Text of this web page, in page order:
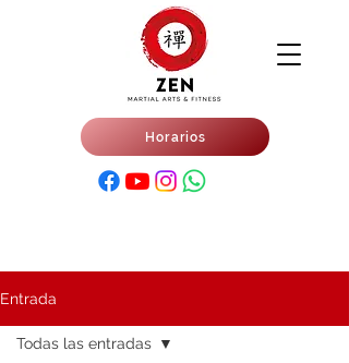
Horarios
Entrada
Todas las entradas